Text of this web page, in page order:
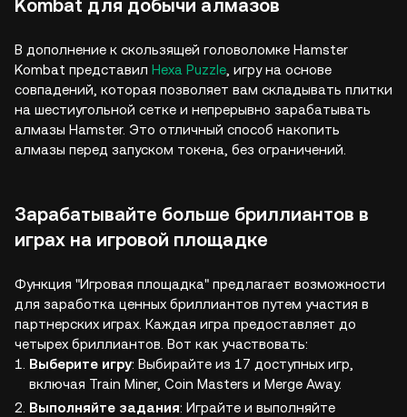
Kombat для добычи алмазов
В дополнение к скользящей головоломке Hamster
Kombat представил Hexa Puzzle , игру на основе
совпадений, которая позволяет вам складывать плитки
на шестиугольной сетке и непрерывно зарабатывать
алмазы Hamster. Это отличный способ накопить
алмазы перед запуском токена, без ограничений.
Зарабатывайте больше бриллиантов в
играх на игровой площадке
Функция "Игровая площадка" предлагает возможности
для заработка ценных бриллиантов путем участия в
партнерских играх. Каждая игра предоставляет до
четырех бриллиантов. Вот как участвовать:
Выберите игру: Выбирайте из 17 доступных игр,
включая Train Miner, Coin Masters и Merge Away.
Выполняйте задания: Играйте и выполняйте